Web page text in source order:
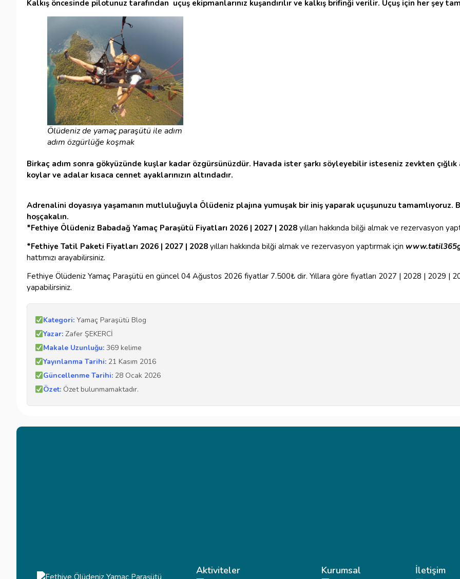
Kalkış öncesinde pilotunuz tarafından uçuş ekipmanlarınız kuşandırılır ve kalkış brifinği verilir. Uçuş için her şey
Ölüdeniz de yamaç paraşütü ile adım
adım özgürlüğe koşmak
Birkaç adım sonra gökyüzünde kuşlar kadar özgürsünüzdür. Havada ister şarkı söyleyebilir isteseniz zevkten
koylar ve adalar kısaca cennet ayaklarınızın altındadır.
Adrenalini doyasıya yaşamanın mutluluğuyla Ölüdeniz plajına yumuşak bir iniş yaparak uçuşunuzu tamamlıyoruz.
hoşçakalın.
*Fethiye Ölüdeniz Babadağ Yamaç Paraşütü Fiyatları 2026 | 2027 | 2028 yılları hakkında bilği almak ve rezervasyon
*Fethiye Tatil Paketi Fiyatları 2026 | 2027 | 2028 yılları hakkında bilği almak ve rezervasyon yaptırmak için
hattımızı arayabilirsiniz.
Fethiye Ölüdeniz Yamaç Paraşütü en güncel 04 Ağustos 2026 fiyatlar 7.500₺ dir. Yıllara göre fiyatları 2027 | 2028 | 2029 |
yapabilirsiniz.
Kategori:Yamaç Paraşütü Blog
Yazar:Zafer ŞEKERCİ
Makale Uzunluğu:369 kelime
Yayınlanma Tarihi:21 Kasım 2016
Güncellenme Tarihi:28 Ocak 2026
Özet:Özet bulunmamaktadır.
Aktiviteler Kurumsal İletişim